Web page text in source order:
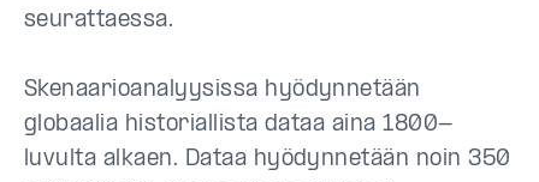
seurattaessa.
Skenaarioanalyysissa hyödynnetään
globaalia historiallista dataa aina 1800-
luvulta alkaen. Dataa hyödynnetään noin 350